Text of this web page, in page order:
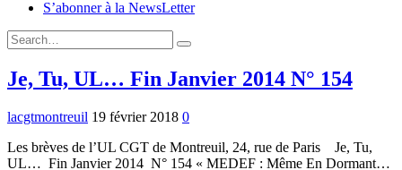
S’abonner à la NewsLetter
Expand
Search
Form
Search
Je, Tu, UL… Fin Janvier 2014 N° 154
lacgtmontreuil 19 février 2018 0
Les brèves de l’UL CGT de Montreuil, 24, rue de Paris Je, Tu,
UL… Fin Janvier 2014 N° 154 « MEDEF : Même En Dormant…